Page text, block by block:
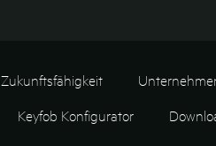
Zukunftsfähigkeit
Keyfob Konfigurator